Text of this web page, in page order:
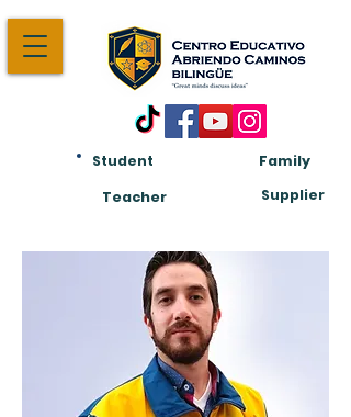
Student
Teacher
Family
Supplier